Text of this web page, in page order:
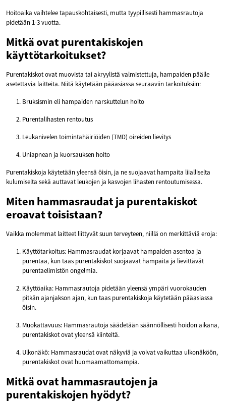
Hoitoaika vaihtelee tapauskohtaisesti, mutta tyypillisesti hammasrautoja
pidetään 1-3 vuotta.
Mitkä ovat purentakiskojen
käyttötarkoitukset?
Purentakiskot ovat muovista tai akryylistä valmistettuja, hampaiden päälle
asetettavia laitteita. Niitä käytetään pääasiassa seuraaviin tarkoituksiin:
Bruksismin eli hampaiden narskuttelun hoito
Purentalihasten rentoutus
Leukanivelen toimintahäiriöiden (TMD) oireiden lievitys
Uniapnean ja kuorsauksen hoito
Purentakiskoja käytetään yleensä öisin, ja ne suojaavat hampaita liialliselta
kulumiselta sekä auttavat leukojen ja kasvojen lihasten rentoutumisessa.
Miten hammasraudat ja purentakiskot
eroavat toisistaan?
Vaikka molemmat laitteet liittyvät suun terveyteen, niillä on merkittäviä eroja:
Käyttötarkoitus: Hammasraudat korjaavat hampaiden asentoa ja
purentaa, kun taas purentakiskot suojaavat hampaita ja lievittävät
purentaelimistön ongelmia.
Käyttöaika: Hammasrautoja pidetään yleensä ympäri vuorokauden
pitkän ajanjakson ajan, kun taas purentakiskoja käytetään pääasiassa
öisin.
Muokattavuus: Hammasrautoja säädetään säännöllisesti hoidon aikana,
purentakiskot ovat yleensä kiinteitä.
Ulkonäkö: Hammasraudat ovat näkyviä ja voivat vaikuttaa ulkonäköön,
purentakiskot ovat huomaamattomampia.
Mitkä ovat hammasrautojen ja
purentakiskojen hyödyt?